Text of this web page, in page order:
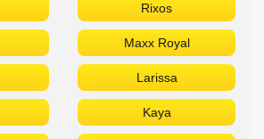
Rixos
Maxx Royal
Larissa
Kaya